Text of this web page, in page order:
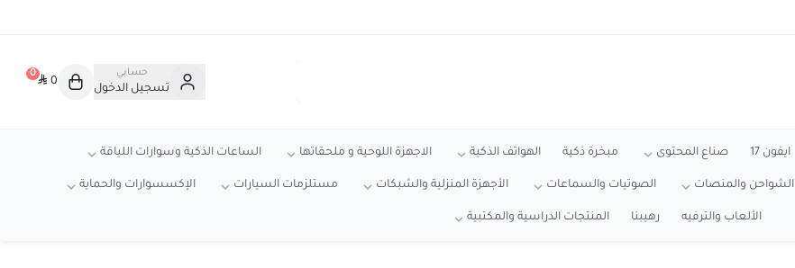
حسابي
تسجيل الدخول
0
0
ايفون 17 صناع المحتوى مبخرة ذكية الهواتف الذكية الاجهزة اللوحية و ملحقاتها الساعات الذكية وسوارات اللياقة
الشواحن والمنصات الصوتيات والسماعات الأجهزة المنزلية والشبكات مستلزمات السيارات الإكسسوارات والحماية
الألعاب والترفيه رهيبنا المنتجات الدراسية والمكتبية